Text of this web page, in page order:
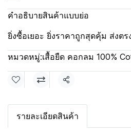
คำอธิบายสินค้าแบบย่อ
ยิ่งซื้อเยอะ ยิ่งราคาถูกสุดคุ้ม ส่งตร
หมวดหมู่:เสื้อยืด คอกลม 100%
แชร์
รายละเอียดสินค้า